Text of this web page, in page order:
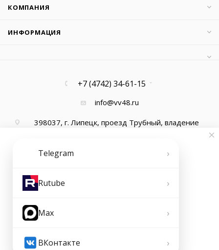
КОМПАНИЯ
ИНФОРМАЦИЯ
+7 (4742) 34-61-15
info@vv48.ru
398037, г. Липецк, проезд Трубный, владение
2026 © ООО "Ваша Вода"
Telegram ›
Rutube ›
Max ›
ВКонтакте ›